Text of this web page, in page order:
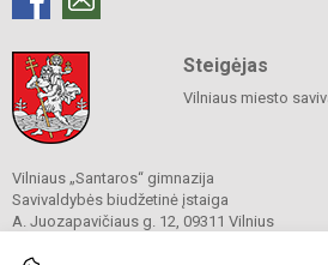
Steigėjas
Vilniaus miesto
Vilniaus „Santaros“ gimnazija
Savivaldybės biudžetinė įstaiga
A. Juozapavičiaus g. 12, 09311 Vilnius